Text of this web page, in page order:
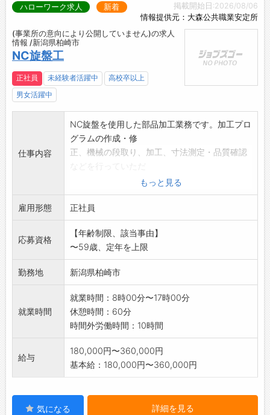
掲載開始日:2026/08/06
情報提供元：大森公共職業安定所
ハローワーク求人 新着
(事業所の意向により公開していません)の求人
情報 /新潟県柏崎市
NC旋盤工
正社員 未経験者活躍中
高校卒以上
男女活躍中
仕事内容
NC旋盤を使用した部品加工業務です。加工プロ
グラムの作成・修
正、機械の段取り、加工、寸法測定・品質確認
図面をもとに精密部品を製作する仕事です。
「業
務変更の範囲:なし
」
もっと見る
雇用形態 正社員
応募資格
【年齢制限、該当事由】
〜59歳、定年を上限
勤務地 新潟県柏崎市
就業時間
就業時間：8時00分〜17時00分
休憩時間：60分
時間外労働時間：10時間
給与
180,000円〜360,000円
基本給：180,000円〜360,000円
気になる 詳細を見る